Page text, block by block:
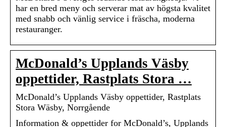
har en bred meny och serverar mat av högsta kvalitet
med snabb och vänlig service i fräscha, moderna
restauranger.
McDonald’s Upplands Väsby
oppettider, Rastplats Stora …
McDonald’s Upplands Väsby oppettider, Rastplats
Stora Wäsby, Norrgående
Information & oppettider for McDonald’s, Upplands